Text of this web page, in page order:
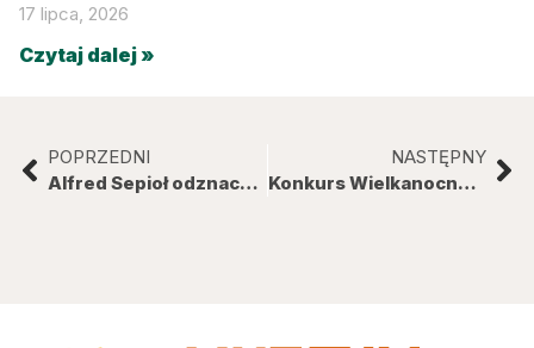
17 lipca, 2026
Czytaj dalej »
POPRZEDNI
Alfred Sepioł odznaczony przez prezydenta
NASTĘPNY
Konkurs Wielkanocny w MRJ